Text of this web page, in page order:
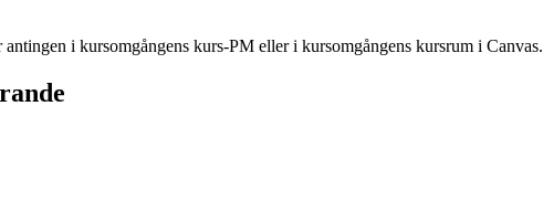
i kursomgångens kurs-PM eller i kursomgångens kursrum i Canvas.